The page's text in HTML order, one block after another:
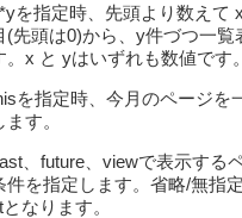
を指定時、先頭より数えて
(先頭は0)から、y件づつ一覧
。x と yはいずれも数値です。
を指定時、今月のページを
ます。
、future、viewで表示する
件を指定します。省略/無指
なります。